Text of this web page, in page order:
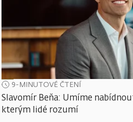
9-MINUTOVÉ ČTENÍ
Slavomír Beňa: Umíme
kterým lidé rozumí